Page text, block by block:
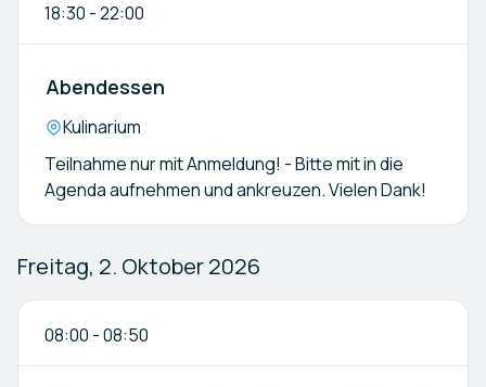
18:30 -22:00
Abendessen
Location:
Kulinarium
Teilnahme nur mit Anmeldung! - Bitte mit in die
Agenda aufnehmen und ankreuzen. Vielen Dank!
Freitag, 2. Oktober 2026
08:00 -08:50